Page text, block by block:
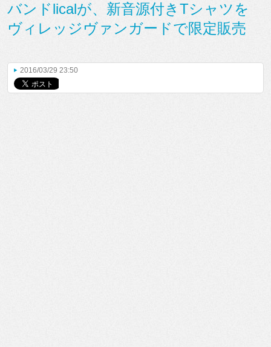
バンドlicalが、新音源付きTシャツを
ヴィレッジヴァンガードで限定販売
2016/03/29 23:50